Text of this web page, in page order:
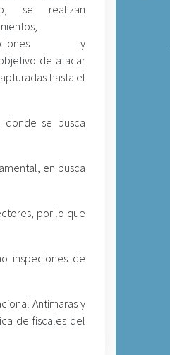
se realizan
y
de atacar
hasta el
donde se busca
en busca
por lo que
inspeciones de
Antimaras y
de fiscales del